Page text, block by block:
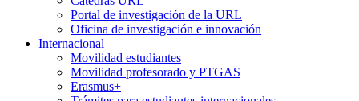
Portal de investigación de la URL
Oficina de investigación e innovación
Internacional
Movilidad estudiantes
Movilidad profesorado y PTGAS
Erasmus+